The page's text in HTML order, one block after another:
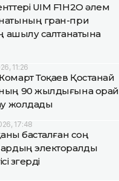
UIM F1H2O әлем
гран-при
ашылу салтанатына
11:26
Тоқаев Қостанай
90 жылдығына орай
жолдады
17:48
басталған соң
электоралды
өзгерді